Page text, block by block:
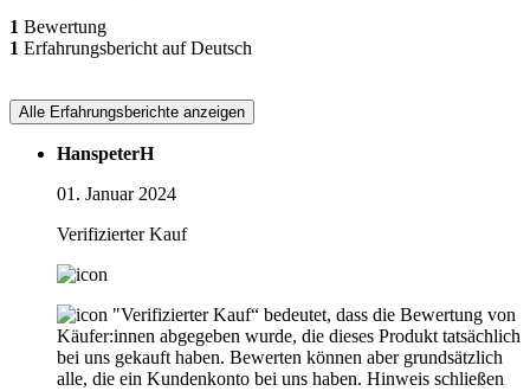
1 Bewertung
1 Erfahrungsbericht auf Deutsch
Alle Erfahrungsberichte anzeigen
HanspeterH
01. Januar 2024
Verifizierter Kauf
"Verifizierter Kauf“ bedeutet, dass die Bewertung von
Käufer:innen abgegeben wurde, die dieses Produkt tatsächlich
bei uns gekauft haben. Bewerten können aber grundsätzlich
alle, die ein Kundenkonto bei uns haben. Hinweis schließen